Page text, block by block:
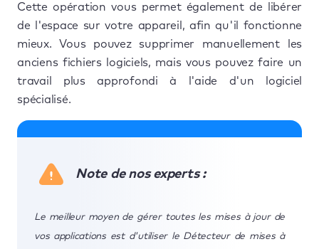
Cette opération vous permet également de libérer
de l'espace sur votre appareil, afin qu'il fonctionne
mieux. Vous pouvez supprimer manuellement les
anciens fichiers logiciels, mais vous pouvez faire un
travail plus approfondi à l'aide d'un logiciel
spécialisé.
Note de nos experts :
Le meilleur moyen de gérer toutes les mises à jour de
vos applications est d'utiliser le Détecteur de mises à